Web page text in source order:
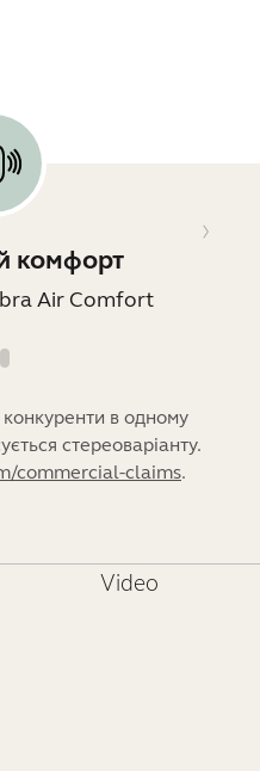
комфорт
Air Comfort
в одному
стереоваріанту.
commercial-claims.